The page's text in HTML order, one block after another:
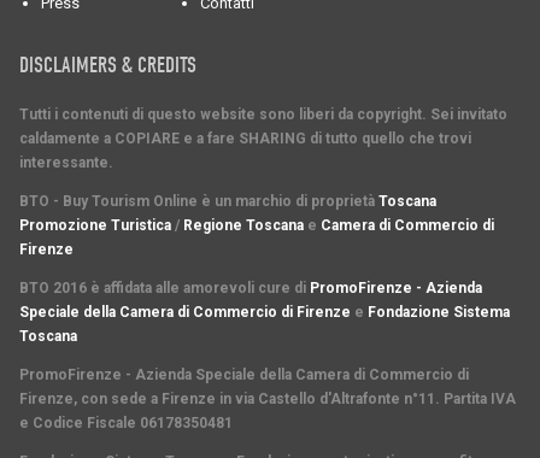
DISCLAIMERS & CREDITS
Tutti i contenuti di questo website sono liberi da copyright. Sei invitato
caldamente a COPIARE e a fare SHARING di tutto quello che trovi
interessante.
BTO - Buy Tourism Online è un marchio di proprietà Toscana
Promozione Turistica / Regione Toscana e Camera di Commercio di
Firenze
BTO 2016 è affidata alle amorevoli cure di PromoFirenze - Azienda
Speciale della Camera di Commercio di Firenze e Fondazione Sistema
Toscana
PromoFirenze - Azienda Speciale della Camera di Commercio di
Firenze, con sede a Firenze in via Castello d'Altrafonte n°11. Partita IVA
e Codice Fiscale 06178350481